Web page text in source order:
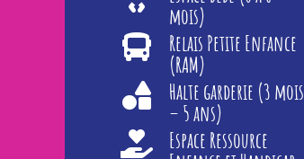
mois)
Relais Petite Enfance
(RAM)
Halte garderie (3 mois
– 5 ans)
Espace Ressource